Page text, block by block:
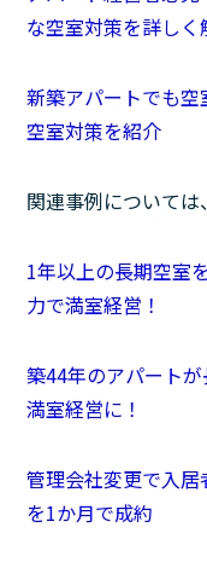
な空室対策を詳しく
新築アパートでも
空室対策を紹介
関連事例については
1年以上の長期空室
力で満室経営！
築44年のアパート
満室経営に！
管理会社変更で入
を1か月で成約